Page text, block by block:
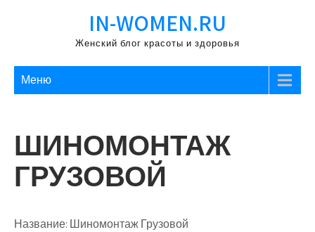
IN-WOMEN.RU
Женский блог красоты и здоровья
Меню
ШИНОМОНТАЖ
ГРУЗОВОЙ
Название: Шиномонтаж Грузовой